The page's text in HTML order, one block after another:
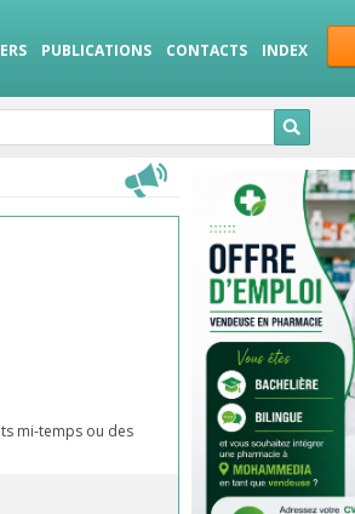
PUBLICATIONS CONTACTS INDEX
mi-temps ou des